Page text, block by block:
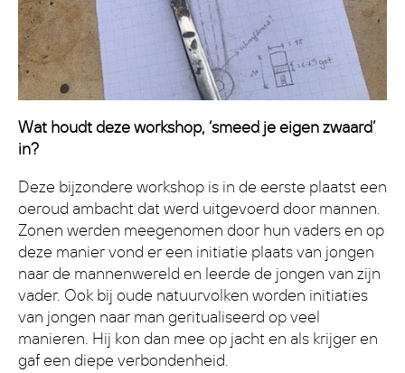
Wat houdt deze workshop, ‘smeed je eigen zwaard’
in?
Deze bijzondere workshop is in de eerste plaatst een
oeroud ambacht dat werd uitgevoerd door mannen.
Zonen werden meegenomen door hun vaders en op
deze manier vond er een initiatie plaats van jongen
naar de mannenwereld en leerde de jongen van zijn
vader. Ook bij oude natuurvolken worden initiaties
van jongen naar man geritualiseerd op veel
manieren. Hij kon dan mee op jacht en als krijger en
gaf een diepe verbondenheid.